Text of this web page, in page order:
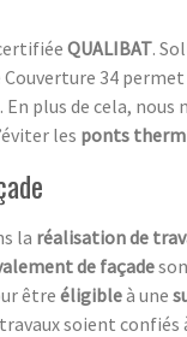
QUALIBAT.
34 permet
plus de cela, nous
les ponts
la réalisation de
de façade
être éligibleà une
soient confiés